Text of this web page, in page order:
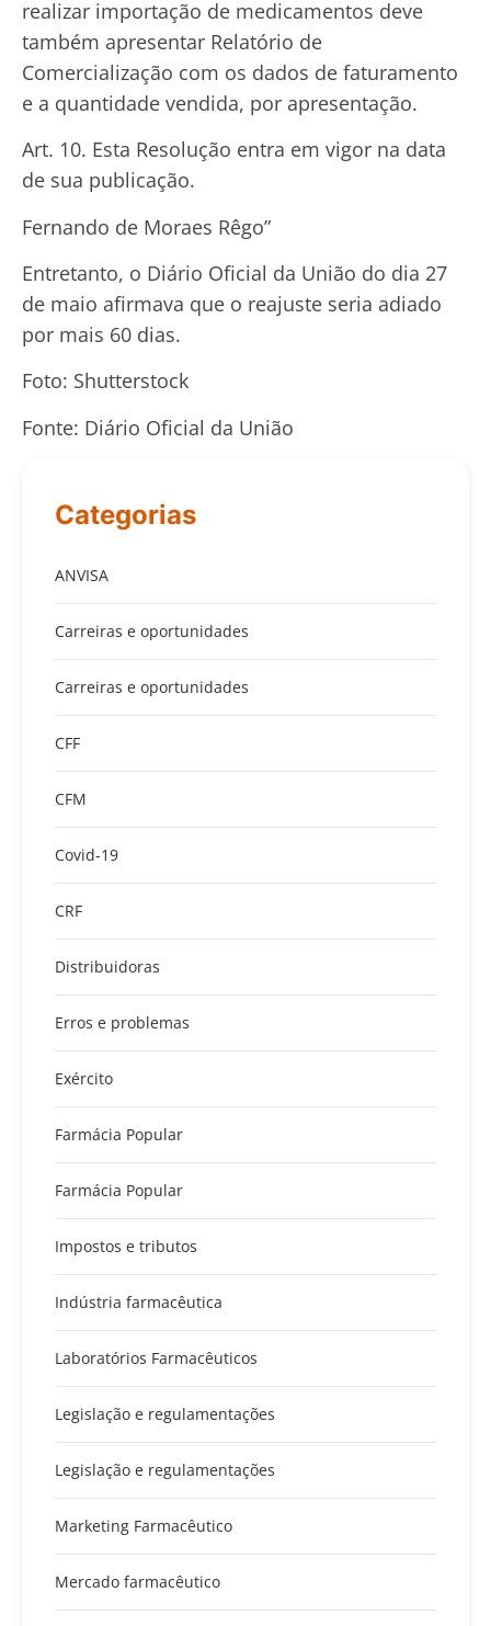
realizar importação de medicamentos deve
também apresentar Relatório de
Comercialização com os dados de faturamento
e a quantidade vendida, por apresentação.
Art. 10. Esta Resolução entra em vigor na data
de sua publicação.
Fernando de Moraes Rêgo”
Entretanto, o Diário Oficial da União do dia 27
de maio afirmava que o reajuste seria adiado
por mais 60 dias.
Foto: Shutterstock
Fonte: Diário Oficial da União
Categorias
ANVISA
Carreiras e oportunidades
Carreiras e oportunidades
CFF
CFM
Covid-19
CRF
Distribuidoras
Erros e problemas
Exército
Farmácia Popular
Farmácia Popular
Impostos e tributos
Indústria farmacêutica
Laboratórios Farmacêuticos
Legislação e regulamentações
Legislação e regulamentações
Marketing Farmacêutico
Mercado farmacêutico